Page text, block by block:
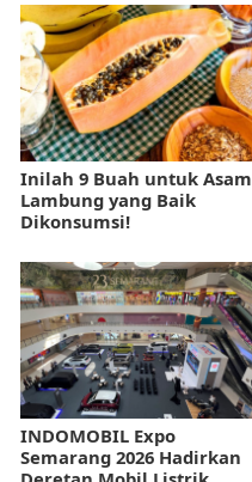
Inilah 9 Buah untuk Asam
Lambung yang Baik
Dikonsumsi!
INDOMOBIL Expo
Semarang 2026 Hadirkan